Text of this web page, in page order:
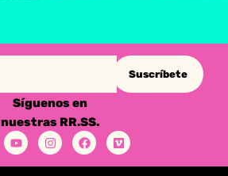
Suscríbete
Síguenos en
nuestras RR.SS.